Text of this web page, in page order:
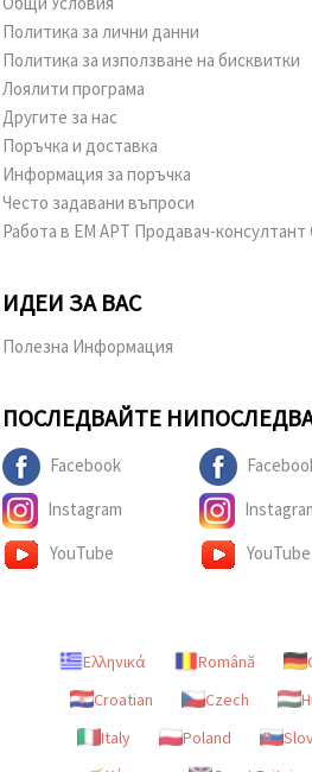
Политика за лични данни
Политика за използване на бисквитки
Лоялити програма
Другите за нас
Поръчка и доставка
Информация за поръчка
Често задавани въпроси
Работа в ЕМ АРТ Продавач-
ИДЕИ ЗА ВАС
Полезна Информация
ПОСЛЕДВАЙТЕ НИ
Facebook
Instagram
YouTube
YouTube
Ελληνικά Română
Croatian
Czech
Italy
Poland